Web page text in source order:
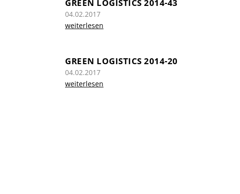
GREEN LOGISTICS 2014-43
04.02.2017
weiterlesen
GREEN LOGISTICS 2014-20
04.02.2017
weiterlesen